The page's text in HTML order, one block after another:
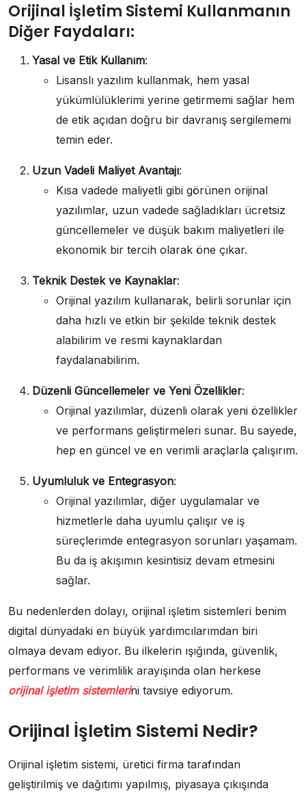
Orijinal İşletim Sistemi Kullanmanın
Diğer Faydaları:
Yasal ve Etik Kullanım:
Lisanslı yazılım kullanmak, hem yasal
yükümlülüklerimi yerine getirmemi sağlar hem
de etik açıdan doğru bir davranış sergilememi
temin eder.
Uzun Vadeli Maliyet Avantajı:
Kısa vadede maliyetli gibi görünen orijinal
yazılımlar, uzun vadede sağladıkları ücretsiz
güncellemeler ve düşük bakım maliyetleri ile
ekonomik bir tercih olarak öne çıkar.
Teknik Destek ve Kaynaklar:
Orijinal yazılım kullanarak, belirli sorunlar için
daha hızlı ve etkin bir şekilde teknik destek
alabilirim ve resmi kaynaklardan
faydalanabilirim.
Düzenli Güncellemeler ve Yeni Özellikler:
Orijinal yazılımlar, düzenli olarak yeni özellikler
ve performans geliştirmeleri sunar. Bu sayede,
hep en güncel ve en verimli araçlarla çalışırım.
Uyumluluk ve Entegrasyon:
Orijinal yazılımlar, diğer uygulamalar ve
hizmetlerle daha uyumlu çalışır ve iş
süreçlerimde entegrasyon sorunları yaşamam.
Bu da iş akışımın kesintisiz devam etmesini
sağlar.
Bu nedenlerden dolayı, orijinal işletim sistemleri benim
digital dünyadaki en büyük yardımcılarımdan biri
olmaya devam ediyor. Bu ilkelerin ışığında, güvenlik,
performans ve verimlilik arayışında olan herkese
orijinal işletim sistemlerini tavsiye ediyorum.
Orijinal İşletim Sistemi Nedir?
Orijinal işletim sistemi, üretici firma tarafından
geliştirilmiş ve dağıtımı yapılmış, piyasaya çıkışında